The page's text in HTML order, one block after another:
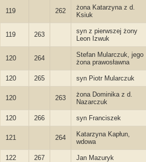
119 262
żona Katarzyna z d.
Ksiuk
119 263
syn z pierwszej żony
Leon Izwuk
120 264
Stefan Mularczuk, jego
żona prawosławna
120 265 syn Piotr Mularczuk
120 263
żona Dominika z d.
Nazarczuk
120 266 syn Franciszek
121 264
Katarzyna Kapłun,
wdowa
122 267 Jan Mazuryk